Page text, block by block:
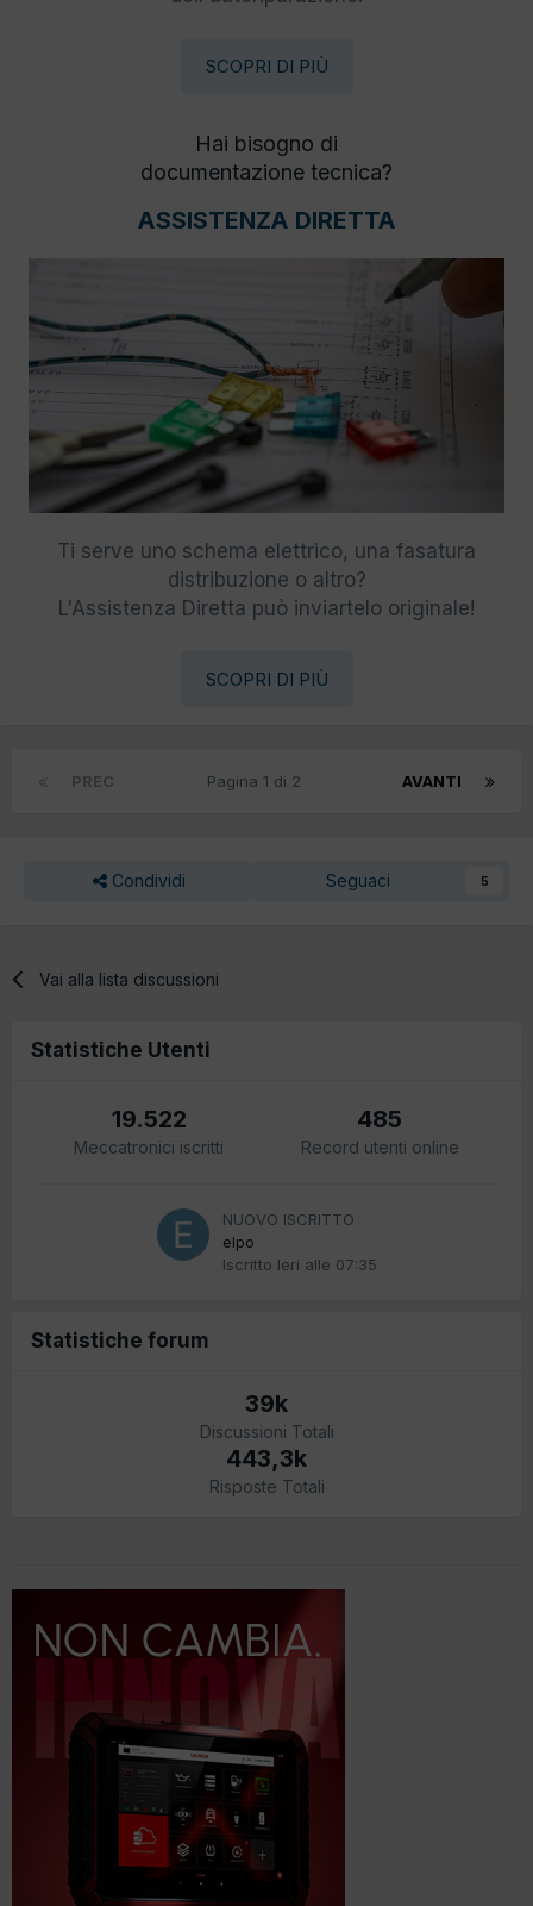
SCOPRI DI PIÙ
Hai bisogno di
documentazione tecnica?
ASSISTENZA DIRETTA
Ti serve uno schema elettrico, una fasatura
distribuzione o altro?
L'Assistenza Diretta può inviartelo originale!
SCOPRI DI PIÙ
PREC AVANTI
Pagina 1 di 2
Condividi Seguaci 5
Vai alla lista discussioni
Statistiche Utenti
19.522
Meccatronici iscritti
485
Record utenti online
NUOVO ISCRITTO
elpo
Iscritto Ieri alle 07:35
Statistiche forum
39k
Discussioni Totali
443,3k
Risposte Totali